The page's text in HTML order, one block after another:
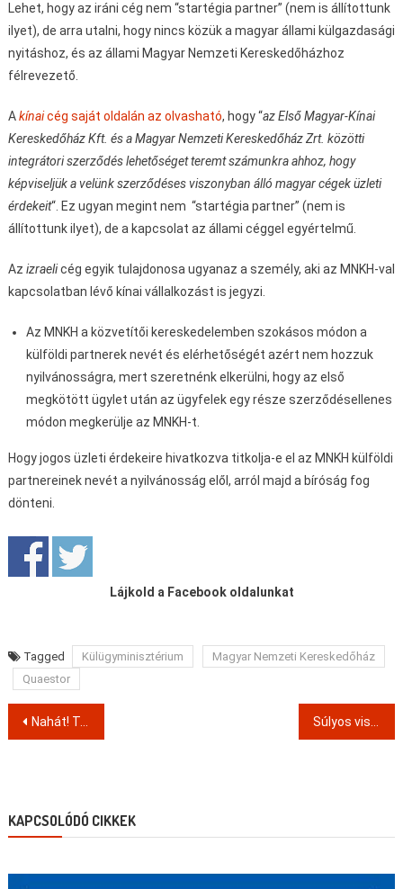
Lehet, hogy az iráni cég nem “startégia partner” (nem is állítottunk
ilyet), de arra utalni, hogy nincs közük a magyar állami külgazdasági
nyitáshoz, és az állami Magyar Nemzeti Kereskedőházhoz
félrevezető.
Akínaicég saját oldalán az olvasható, hogy “az Első Magyar-Kínai
Kereskedőház Kft. és a Magyar Nemzeti Kereskedőház Zrt. közötti
integrátori szerződés lehetőséget teremt számunkra ahhoz, hogy
képviseljük a velünk szerződéses viszonyban álló magyar cégek üzleti
érdekeit“. Ez ugyan megint nem “startégia partner” (nem is
állítottunk ilyet), de a kapcsolat az állami céggel egyértelmű.
Az izraelicég egyik tulajdonosa ugyanaz a személy, aki az MNKH-val
kapcsolatban lévő kínai vállalkozást is jegyzi.
Az MNKH a közvetítői kereskedelemben szokásos módon a
külföldi partnerek nevét és elérhetőségét azért nem hozzuk
nyilvánosságra, mert szeretnénk elkerülni, hogy az első
megkötött ügylet után az ügyfelek egy része szerződésellenes
módon megkerülje az MNKH-t.
Hogy jogos üzleti érdekeire hivatkozva titkolja-e el az MNKH külföldi
partnereinek nevét a nyilvánosság elől, arról majd a bíróság fog
dönteni.
Lájkold a Facebook oldalunkat
Tagged Külügyminisztérium
Magyar Nemzeti Kereskedőház
Quaestor
Post
Nahát! Tarsolynak parlamenti belépője is volt
KAPCSOLÓDÓ CIKKEK